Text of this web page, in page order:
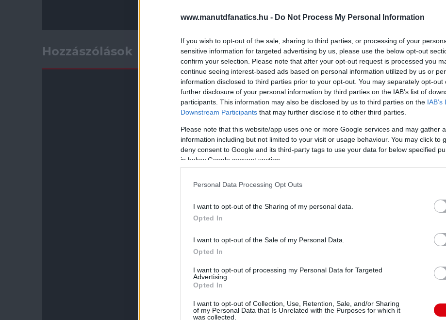
www.manutdfanatics.hu - Do Not Process My Personal Information
If you wish to opt-out of the sale, sharing to third parties, or processing of your
sensitive information for targeted advertising by us, please use the below opt-out
confirm your selection. Please note that after your opt-out request is processed you
continue seeing interest-based ads based on personal information utilized by us or
information disclosed to third parties prior to your opt-out. You may separately opt-out
further disclosure of your personal information by third parties on the IAB’s list of
participants. This information may also be disclosed by us to third parties on the IAB’s
Downstream Participants that may further disclose it to other third parties.
Please note that this website/app uses one or more Google services and may gather
information including but not limited to your visit or usage behaviour. You may click to
deny consent to Google and its third-party tags to use your data for below specified
in below Google consent section.
Personal Data Processing Opt Outs
I want to opt-out of the Sharing of my personal data.
Opted In
I want to opt-out of the Sale of my Personal Data.
Opted In
I want to opt-out of processing my Personal Data for Targeted
Advertising.
Opted In
I want to opt-out of Collection, Use, Retention, Sale, and/or Sharing
of my Personal Data that Is Unrelated with the Purposes for which it
was collected.
Hozzászólások